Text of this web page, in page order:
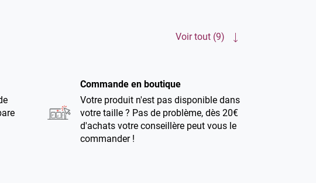
Voir tout (9)
Commande en boutique
Votre produit n'est pas disponible dans
votre taille ? Pas de problème, dès 20€
d'achats votre conseillère peut vous le
commander !